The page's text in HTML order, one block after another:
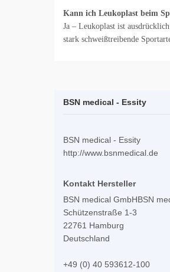
Kann ich Leukoplast beim
Ja – Leukoplast ist
stark schweißtreibende
BSN medical - Essity
BSN medical - Essity
http://www.bsnmedical.de
Kontakt Hersteller
BSN medical GmbHBSN
Schützenstraße 1-3
22761 Hamburg
Deutschland
+49 (0) 40 593612-100